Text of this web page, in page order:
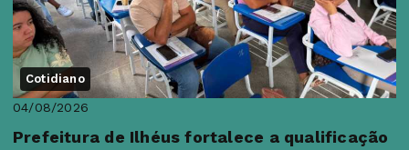
Cotidiano
04/08/2026
Prefeitura de Ilhéus fortalece a qualificação